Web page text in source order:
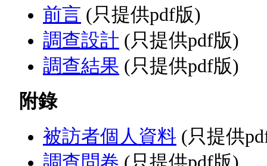
前言 (只提供pdf版)
調查設計 (只提供pdf版)
調查結果 (只提供pdf版)
附錄
被訪者個人資料 (只提供